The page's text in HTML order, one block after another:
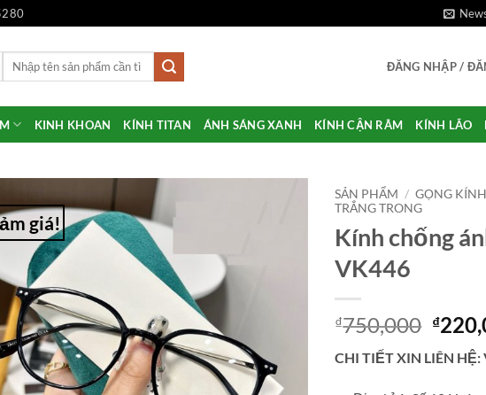
Tìm
ĐĂNG NHẬP /
KINH KHOAN KÍNH TITAN ÁNH SÁNG XANH KÍNH CẬN RÂM KÍNH LÃO
giá!
SẢN PHẨM / GỌNG
TRẮNG TRONG
Kính chống
VK446
₫750,000 Giá
gốc
là:
₫
CHI TIẾT XIN LIÊN HỆ: